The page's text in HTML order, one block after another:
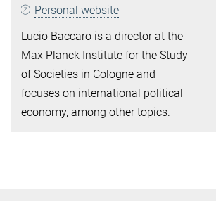
Personal website
Lucio Baccaro is a director at the
Max Planck Institute for the Study
of Societies in Cologne and
focuses on international political
economy, among other topics.